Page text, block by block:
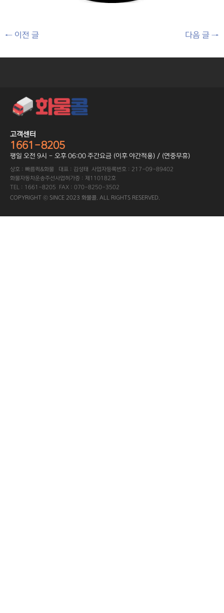
← 이전 글 다음 글 →
고객센터
1661-8205
평일 오전 9시 - 오후 06:00 주간요금 (이후 야간적용) / (연중무휴)
상호 : 빠름퀵&화물 대표 : 김성태 사업자등록번호 : 217-09-89402
화물자동차운송주선사업허가증 : 제110182호
TEL : 1661-8205 FAX : 070-8250-3502
COPYRIGHT ⓒ SINCE 2023 화물콜. ALL RIGHTS RESERVED.